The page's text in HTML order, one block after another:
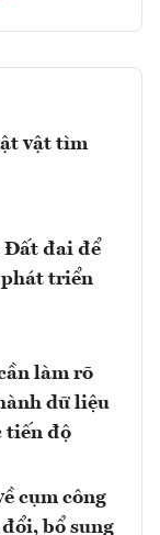
vật tìm
Đất đai để
phát triển
làm rõ
dữ liệu
tiến độ
cụm công
bổ sung